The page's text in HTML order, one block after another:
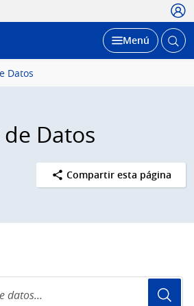
Desplegar
Menú Abrir
Datos
Datos
Compartir esta página